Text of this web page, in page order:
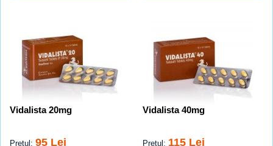
Vidalista 20mg
Pretul: 95 Lei
Vidalista 40mg
Pretul: 115 Lei